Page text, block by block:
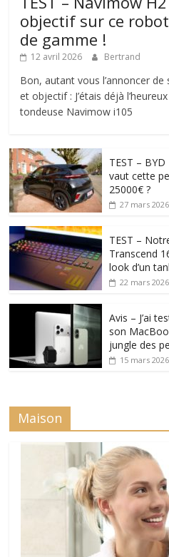
objectif sur ce
de gamme !
12 avril 2026 Bertrand
Bon, autant vous l’annoncer
et objectif : J’étais déjà
tondeuse Navimow i105
TEST –
vaut cette
25000€ ?
27 mars 2026
TEST –
Transcend
look d’un
22 mars 2026
Avis – J’ai
son
jungle des
15 mars 2026
Maison